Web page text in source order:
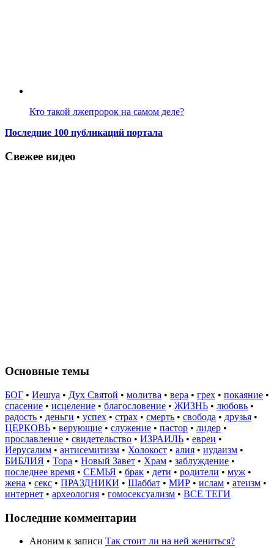
Кто такой лжепророк на самом деле?
Последние 100 публикаций портала
Свежее видео
Основные темы
БОГ • Иешуа • Дух Святой • молитва • вера • грех • покаяние •
спасение • исцеление • благословение • ЖИЗНЬ • любовь •
радость • деньги • успех • страх • смерть • свобода • друзья •
ЦЕРКОВЬ • верующие • служение • пастор • лидер •
прославление • свидетельство • ИЗРАИЛЬ • евреи •
Иерусалим • антисемитизм • Холокост • алия • иудаизм •
БИБЛИЯ • Тора • Новый Завет • Храм • заблуждение •
последнее время • СЕМЬЯ • брак • дети • родители • муж •
жена • секс • ПРАЗДНИКИ • Шаббат • МИР • ислам • атеизм •
интернет • археология • гомосексуализм • ВСЕ ТЕГИ
Последние комментарии
Аноним к записи Так стоит ли на ней жениться?